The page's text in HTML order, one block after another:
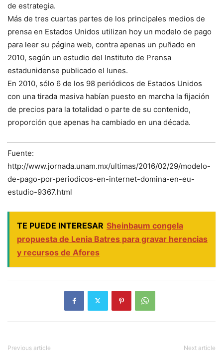
de estrategia.
Más de tres cuartas partes de los principales medios de
prensa en Estados Unidos utilizan hoy un modelo de pago
para leer su página web, contra apenas un puñado en
2010, según un estudio del Instituto de Prensa
estadunidense publicado el lunes.
En 2010, sólo 6 de los 98 periódicos de Estados Unidos
con una tirada masiva habían puesto en marcha la fijación
de precios para la totalidad o parte de su contenido,
proporción que apenas ha cambiado en una década.
Fuente:
http://www.jornada.unam.mx/ultimas/2016/02/29/modelo-
de-pago-por-periodicos-en-internet-domina-en-eu-
estudio-9367.html
TE PUEDE INTERESAR Sheinbaum congela
propuesta de Lenia Batres para gravar herencias
y recursos de Afores
Previous article Next article